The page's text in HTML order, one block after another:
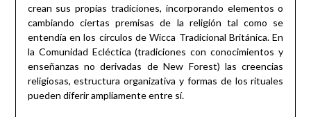
crean sus propias tradiciones, incorporando elementos o
cambiando ciertas premisas de la religión tal como se
entendía en los círculos de Wicca Tradicional Británica. En
la Comunidad Ecléctica (tradiciones con conocimientos y
enseñanzas no derivadas de New Forest) las creencias
religiosas, estructura organizativa y formas de los rituales
pueden diferir ampliamente entre sí.